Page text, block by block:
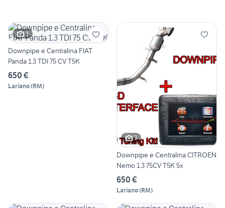
3
Downpipe e Centralina FIAT
Panda 1.3 TDI 75 CV T5K
650 €
Lariano(RM)
3
Downpipe e Centralina CITROEN
Nemo 1.3 75CV T5K 5x
650 €
Lariano(RM)